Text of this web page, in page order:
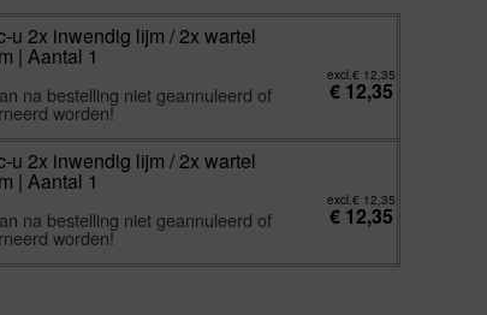
u 2x inwendig lijm / 2x wartel
| Aantal 1
excl.€ 12,35
€ 12,35
na bestelling niet geannuleerd of
worden!
u 2x inwendig lijm / 2x wartel
| Aantal 1
excl.€ 12,35
€ 12,35
na bestelling niet geannuleerd of
worden!